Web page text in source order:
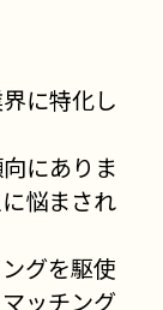
に特化し
にありま
悩まされ
グを駆使
ッチング